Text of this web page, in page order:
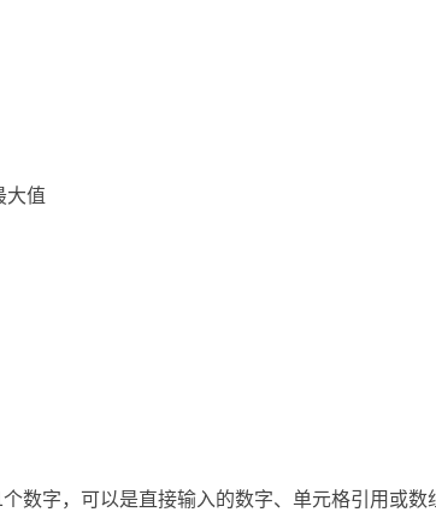
大值
数字，可以是直接输入的数字、单元格引用或数